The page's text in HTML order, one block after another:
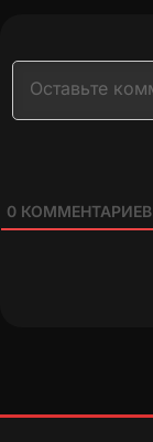
0 КОММЕНТАРИЕВ